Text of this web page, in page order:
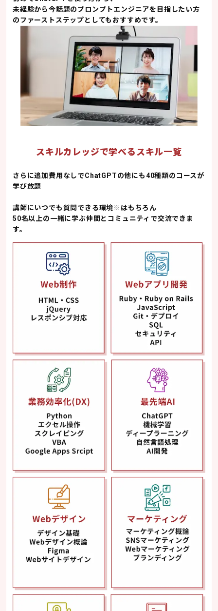
未経験から今話題のプロンプトエンジニアを目指したい方
のファーストステップとしてもおすすめです。
スキルカレッジで学べるスキル一覧
さらに追加費用なしでChatGPTの他にも40種類のコースが
学び放題
講師にいつでも質問できる環境※ はもちろん
50名以上の一緒に学ぶ仲間とコミュニティで交流できま
す。